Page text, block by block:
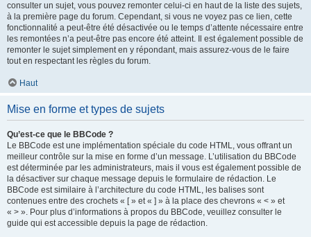
consulter un sujet, vous pouvez remonter celui-ci en haut de la liste des sujets,
à la première page du forum. Cependant, si vous ne voyez pas ce lien, cette
fonctionnalité a peut-être été désactivée ou le temps d’attente nécessaire entre
les remontées n’a peut-être pas encore été atteint. Il est également possible de
remonter le sujet simplement en y répondant, mais assurez-vous de le faire
tout en respectant les règles du forum.
Haut
Mise en forme et types de sujets
Qu’est-ce que le BBCode ?
Le BBCode est une implémentation spéciale du code HTML, vous offrant un
meilleur contrôle sur la mise en forme d’un message. L’utilisation du BBCode
est déterminée par les administrateurs, mais il vous est également possible de
la désactiver sur chaque message depuis le formulaire de rédaction. Le
BBCode est similaire à l’architecture du code HTML, les balises sont
contenues entre des crochets « [ » et « ] » à la place des chevrons « < » et
« > ». Pour plus d’informations à propos du BBCode, veuillez consulter le
guide qui est accessible depuis la page de rédaction.